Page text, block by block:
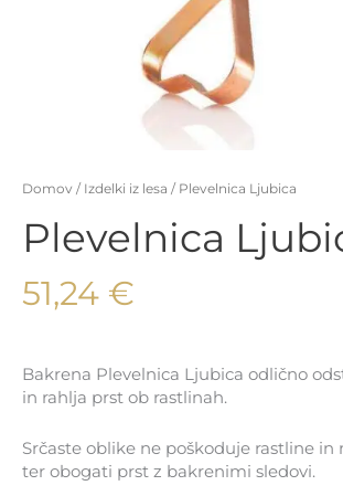
Domov / Izdelki iz lesa / Plevelnica Ljubica
Plevelnica
51,24 €
Bakrena Plevelnica Ljubica odlično
in rahlja prst ob rastlinah.
Srčaste oblike ne poškoduje rastline in
ter obogati prst z bakrenimi sledovi.